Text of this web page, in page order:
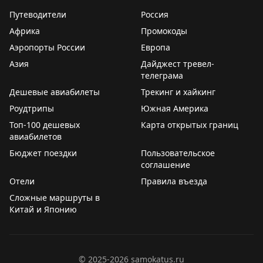
лодки, и всё это уже входит в билет.
А вечером застали шоу «дате хуа». Это старинное
ремесло, ему больше тысячи лет, и оно занесено в
нематериальное культурное наследие Китая. Мастера
бросают в стену расплавленный чугун, разогретый до
1600 градусов, и искры разлетаются на десятки
метров. Смотрится как огромный фейерверк.
Сюда стоит приезжать на весь день, но у нас всего
неделя в Байдахэ, и хотелось увидеть максимально
много. Так что провели здесь полдня – и даже эти
глянули расписание шоу на весь день – они тут
Путеводители
Россия
Африка
Промокоды
Аэропорты России
Европа
Азия
Дайджест тревел-
телеграма
Дешевые авиабилеты
Трекинг и хайкинг
Роудтрипы
Южная Америка
Топ-100 дешевых
авиабилетов
Карта открытых границ
Бюджет поездки
Пользовательское
соглашение
Отели
Правила въезда
Сложные маршруты в
Китай и Японию
© 2025-2026 samokatus.ru